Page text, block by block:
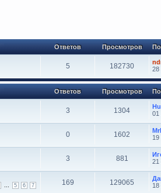
Ответов Просмотров
5 182730
28
Ответов Просмотров
3 1304
01
0 1602
19
3 881
21
5 6 7 169 129065
18